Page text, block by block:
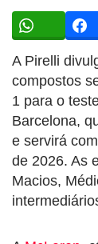
A Pirelli
compostos
1 para o
Barcelona,
e servirá
de 2026. As
Macios,